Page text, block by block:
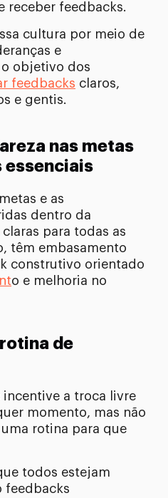
receber feedbacks.
cultura por meio de
e
objetivo dos
feedbacks claros,
e gentis.
nas metas
essenciais
e as
dentro da
para todas as
têm embasamento
construtivo orientado
o e melhoria no
de
a troca livre
momento, mas não
rotina para que
todos estejam
feedbacks